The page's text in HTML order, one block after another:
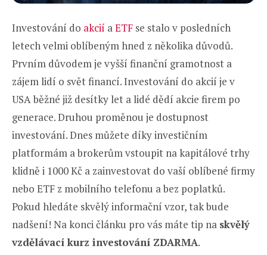
Investování do akcií aETF se stalo v posledních
letech velmi oblíbeným hned z několika důvodů.
Prvním důvodem je vyšší finanční gramotnost a
zájem lidí o svět financí. Investování do akcií je v
USA běžné již desítky let a lidé dědí akcie firem po
generace. Druhou proměnou je dostupnost
investování. Dnes můžete díky investičním
platformám a brokerům vstoupit na kapitálové trhy
klidně i 1000 Kč a zainvestovat do vaší oblíbené firmy
nebo ETF z mobilního telefonu a bez poplatků.
Pokud hledáte skvělý informační vzor, tak bude
nadšení! Na konci článku pro vás máte tip na skvělý
vzdělávací kurz investování ZDARMA.